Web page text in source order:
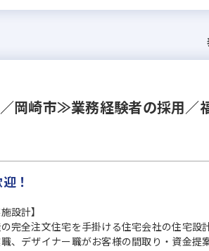
岡崎市≫業務経験者の採用／
！
施設計】
完全注文住宅を手掛ける住宅会社の住宅設
、デザイナー職がお客様の間取り・資金